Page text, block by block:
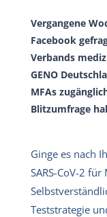
Vergangene
Facebook
Verbands
GENO
MFAs
Blitzumfrage
Ginge es nach
SARS-CoV-2
Teststrategie